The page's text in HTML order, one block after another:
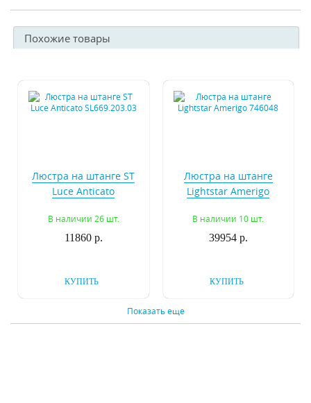
Похожие товары
Люстра на штанге ST
Luce Anticato
В наличии 26 шт.
11860 р.
КУПИТЬ
Люстра на штанге
Lightstar Amerigo
В наличии 10 шт.
39954 р.
КУПИТЬ
Показать еще